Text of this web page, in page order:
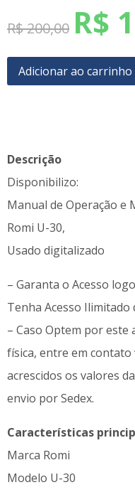
R$200,00 R$
Adicionar ao carrinho
Descrição
Disponibilizo:
Manual de Operação e
Romi U-30,
Usado digitalizado
– Garanta o Acesso
Tenha Acesso Ilimitado
– Caso Optem por
física, entre em
acrescidos os valores
envio por Sedex.
Características
Marca Romi
Modelo U-30